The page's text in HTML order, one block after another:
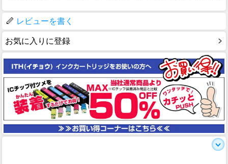
レビューを書く
お気に入りに登録